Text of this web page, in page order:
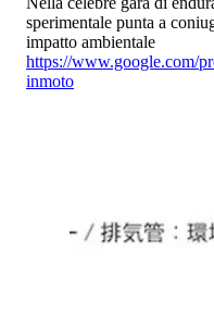
sperimentale punta a
impatto ambientale
https://www.google.com/
inmoto